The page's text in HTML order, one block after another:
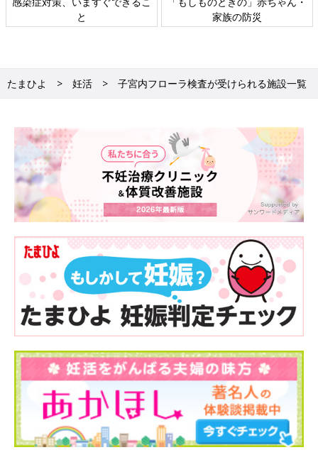
と
家族の防災
たまひよ 妊活 子宮内フローラ検査が受けられる施設一覧